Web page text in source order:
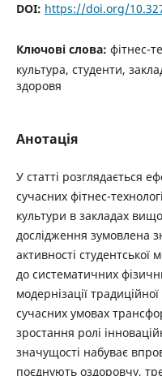
DOI: https://doi.org/
Ключові слова: фітнес-
культура, студенти,
здоровя
Анотація
У статті розглядається
сучасних фітнес-
культури в закладах
дослідження зумовлена
активності
до систематичних
модернізації
сучасних умовах
зростання ролі
значущості набуває
поєднують оздоровчу,